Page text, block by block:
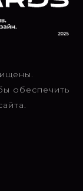
обеспечить